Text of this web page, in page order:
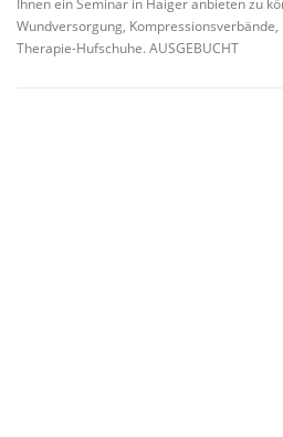
Wundversorgung,
Therapie-Hufschuhe. AUSGEBUCHT